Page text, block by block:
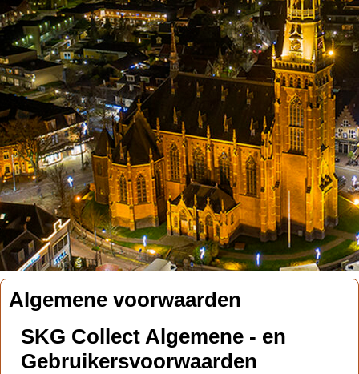
Algemene voorwaarden
SKG Collect Algemene - en
Gebruikersvoorwaarden